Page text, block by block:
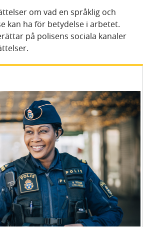
om vad en språklig och
kan ha för betydelse i arbetet.
på polisens sociala kanaler